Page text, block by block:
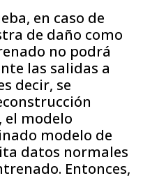
en caso de
de daño como
no podrá
las salidas a
decir, se
el modelo
modelo de
datos normales
Entonces,